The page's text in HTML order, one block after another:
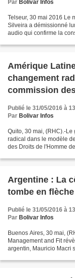
Par Bolivar Infos
Telseur, 30 mai 2016 Le
Silveira a démissionné
audio qui confirme la
Amérique
changement
commission
Publié le 31/05/2016 à
Par Bolivar Infos
Quito, 30 mai, (RHC).-
radical dans le modèle
des Droits de l'Homme
Argentine : La
tombe en flèche
Publié le 31/05/2016 à
Par Bolivar Infos
Buenos Aires, 30 mai,
Management and Fit
argentin, Mauricio Macri